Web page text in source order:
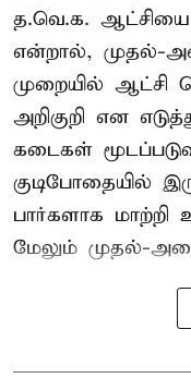
த.வெ.க. ஆட்சியை
என்றால், முதல்-
முறையில் ஆட்சி
அறிகுறி என
கடைகள்
குடிபோதையில்
பார்களாக
மேலும் முதல்-